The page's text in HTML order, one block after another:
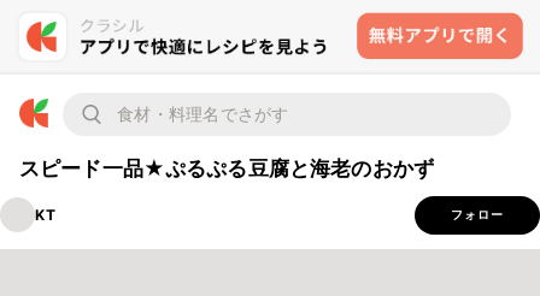
スピード一品★ぷるぷる豆腐と海老のおかず
KT フォロー